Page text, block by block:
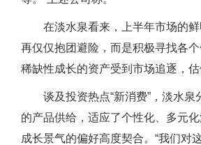
在淡水泉看来，上半年市场的
再仅仅抱团避险，而是积极寻找各
稀缺性成长的资产受到市场追逐，
谈及投资热点“新消费”，淡水
的产品供给，适应了个性化、多元
成长景气的偏好高度契合。“我们对